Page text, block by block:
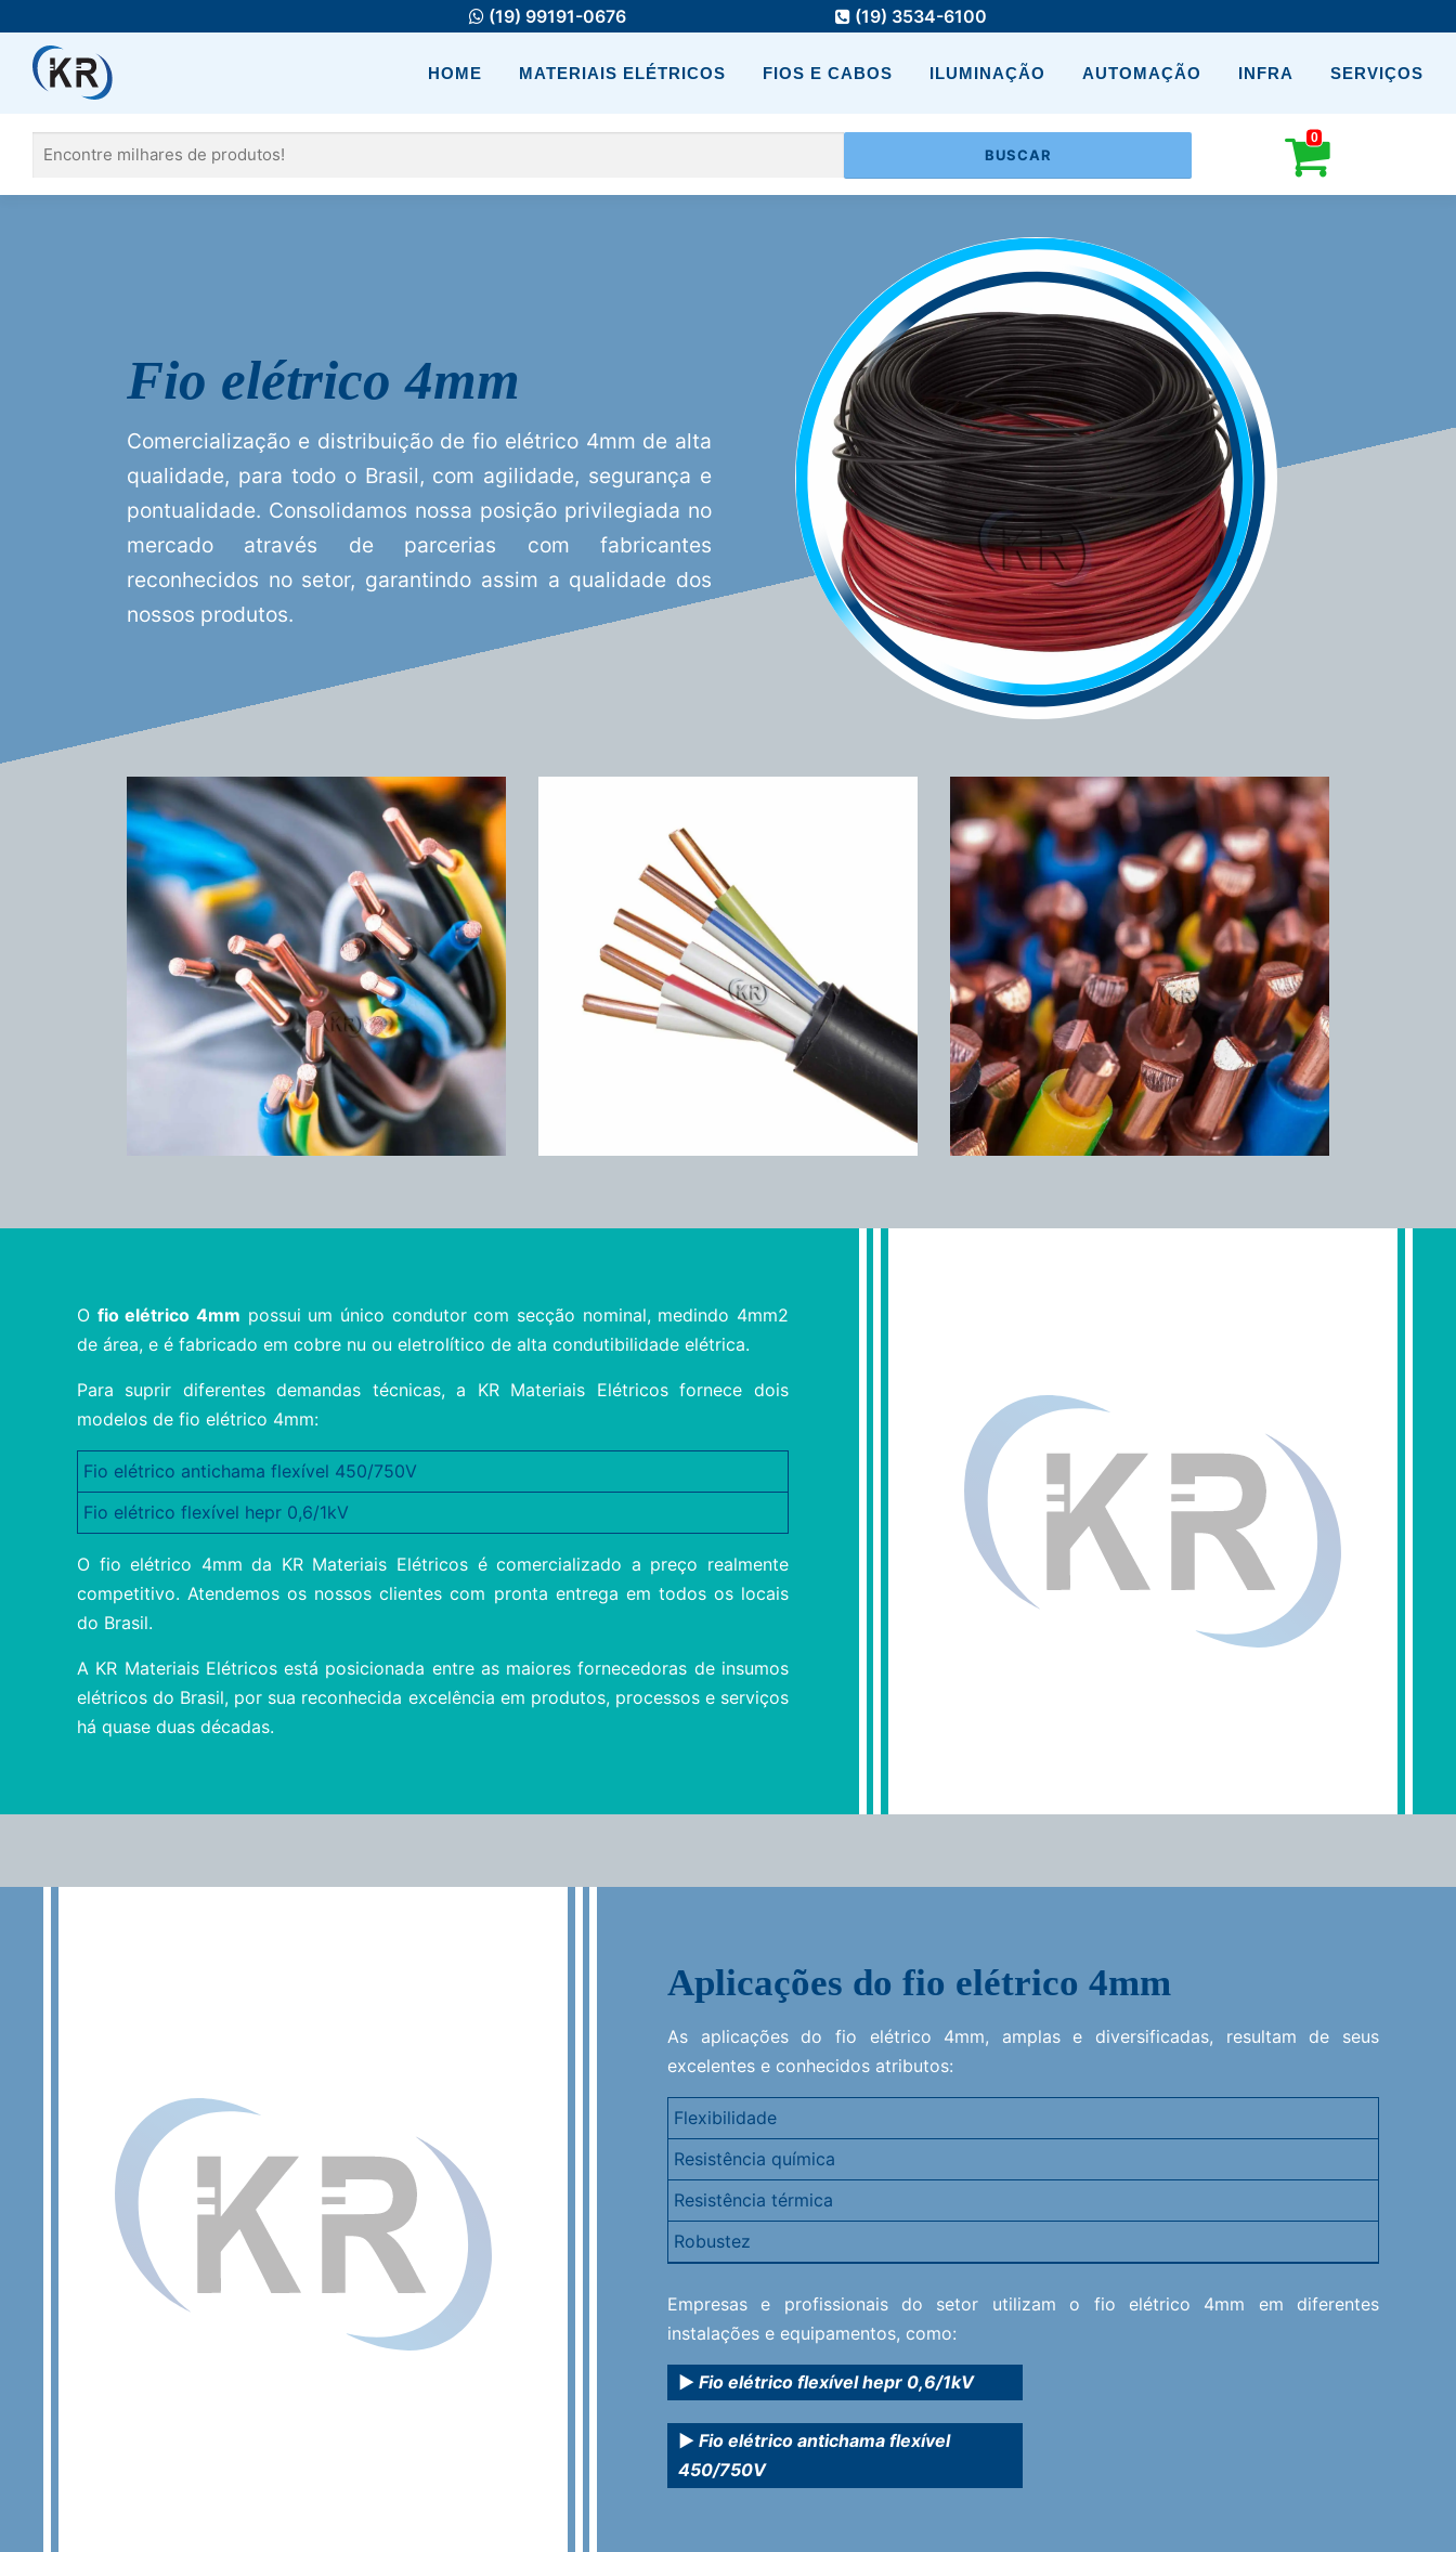
(19) 99191-0676 (19) 3534-6100
HOME MATERIAIS ELÉTRICOS FIOS E CABOS ILUMINAÇÃO AUTOMAÇÃO INFRA SERVIÇOS
Pesquisar
0
Fio elétrico 4mm
Comercialização e distribuição de fio elétrico 4mm de alta
qualidade, para todo o Brasil, com agilidade, segurança e
pontualidade. Consolidamos nossa posição privilegiada no
mercado através de parcerias com fabricantes
reconhecidos no setor, garantindo assim a qualidade dos
nossos produtos.
O fio elétrico 4mm possui um único condutor com secção nominal, medindo 4mm2
de área, e é fabricado em cobre nu ou eletrolítico de alta condutibilidade elétrica.
Para suprir diferentes demandas técnicas, a KR Materiais Elétricos fornece dois
modelos de fio elétrico 4mm:
Fio elétrico antichama flexível 450/750V
Fio elétrico flexível hepr 0,6/1kV
O fio elétrico 4mm da KR Materiais Elétricos é comercializado a preço realmente
competitivo. Atendemos os nossos clientes com pronta entrega em todos os locais
do Brasil.
A KR Materiais Elétricos está posicionada entre as maiores fornecedoras de insumos
elétricos do Brasil, por sua reconhecida excelência em produtos, processos e serviços
há quase duas décadas.
Aplicações do fio elétrico 4mm
As aplicações do fio elétrico 4mm, amplas e diversificadas, resultam de seus
excelentes e conhecidos atributos:
Flexibilidade
Resistência química
Resistência térmica
Robustez
Praticidade
Acabamento seguro
Excelente relação custo-benefício
Empresas e profissionais do setor utilizam o fio elétrico 4mm em diferentes
instalações e equipamentos, como:
Fio elétrico flexível hepr 0,6/1kV
Fio elétrico antichama flexível
450/750V